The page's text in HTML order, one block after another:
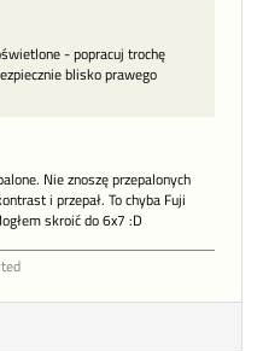
- popracuj trochę
blisko prawego
Nie znoszę przepalonych
i przepał. To chyba Fuji
skroić do 6x7 :D